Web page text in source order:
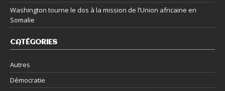
Washington tourne le dos à la mission de l’Union africaine en
Somalie
CATÉGORIES
Autres
Démocratie